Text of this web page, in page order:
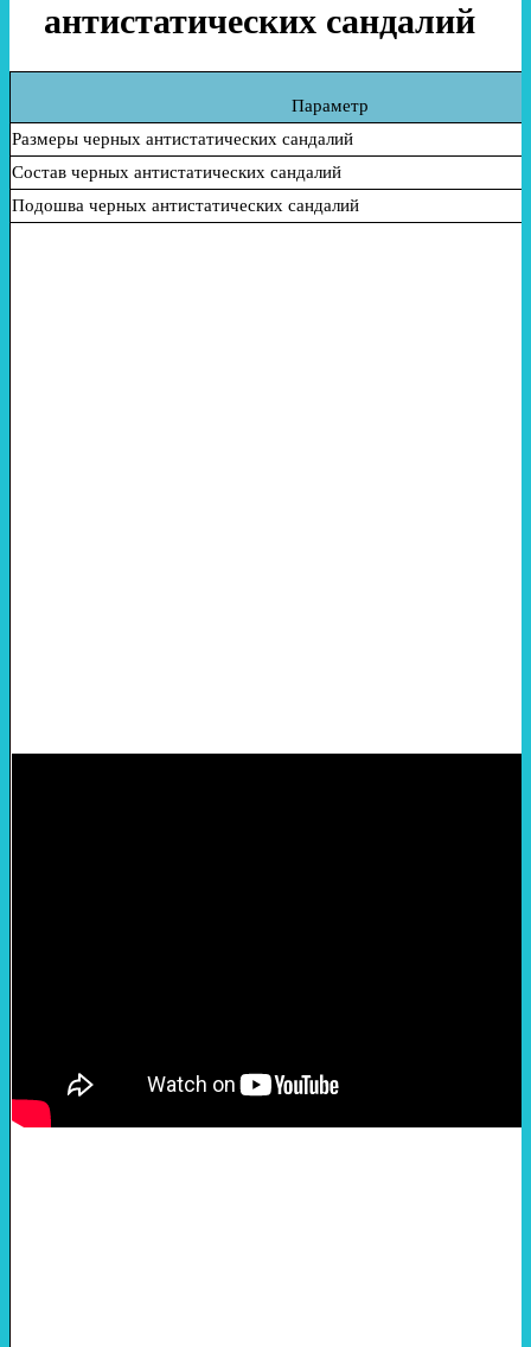
антистатических сандалий
Параметр
Размеры черных антистатических сандалий
Состав черных антистатических сандалий
Подошва черных антистатических сандалий